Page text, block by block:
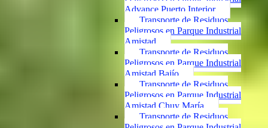
Advance Puerto Interior
Transporte de Residuos
Peligrosos en Parque Industrial
Amistad
Transporte de Residuos
Peligrosos en Parque Industrial
Amistad Bajío
Transporte de Residuos
Peligrosos en Parque Industrial
Amistad Chuy María
Transporte de Residuos